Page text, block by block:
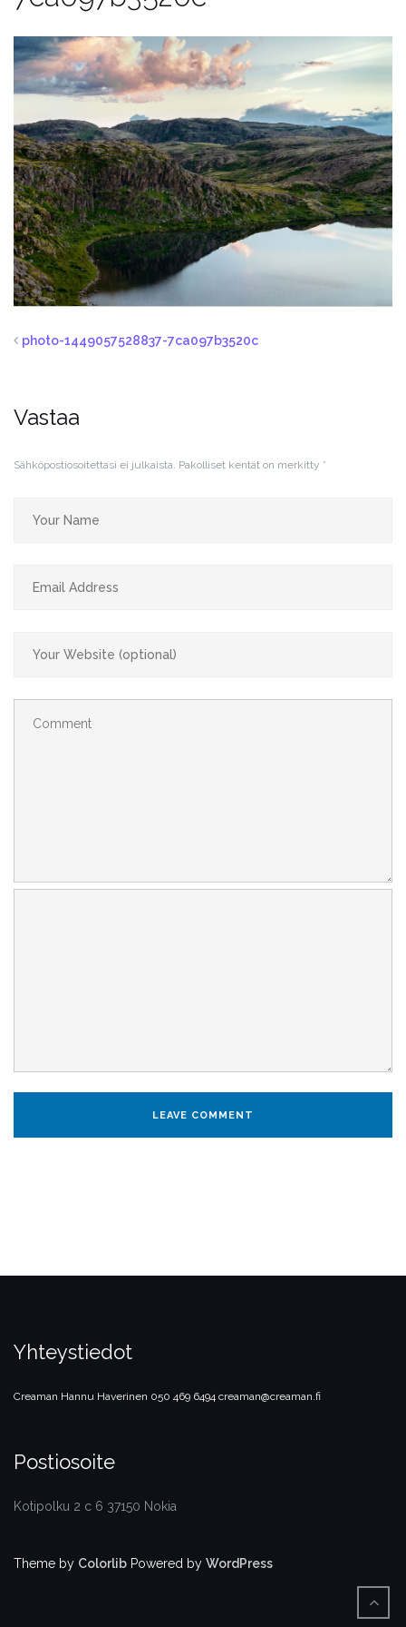
photo-1449057528837-7ca097b3520c
Vastaa
Sähköpostiosoitettasi ei julkaista. Pakolliset kentät on merkitty *
Yhteystiedot
Creaman Hannu Haverinen 050 469 6494 creaman@creaman.fi
Postiosoite
Kotipolku 2 c 6 37150 Nokia
Theme by Colorlib Powered by WordPress